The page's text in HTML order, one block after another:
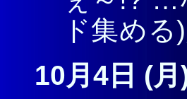
ド集め
10月4日 (月